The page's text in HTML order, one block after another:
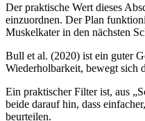
Der praktische Wert dieses
einzuordnen. Der Plan
Muskelkater in den nächsten
Bull et al. (2020) ist ein guter
Wiederholbarkeit, bewegt sich
Ein praktischer Filter ist, aus
beide darauf hin, dass
beurteilen.